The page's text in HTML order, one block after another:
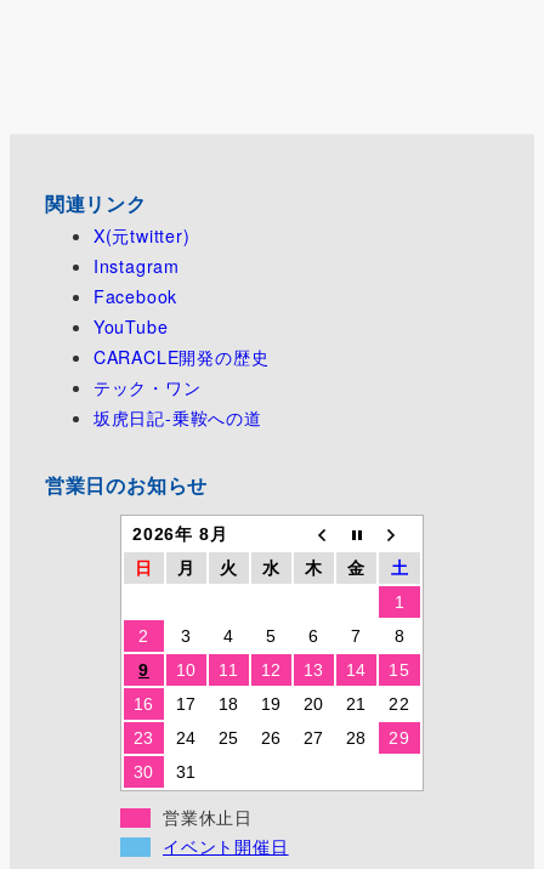
関連リンク
X(元twitter)
Instagram
Facebook
YouTube
CARACLE開発の歴史
テック・ワン
坂虎日記-乗鞍への道
営業日のお知らせ
2026年 8月
日
月 火 水 木 金
土
1
2
3 4 5 6 7
8
9
10 11 12 13 14
15
16
17 18 19 20 21
22
23
24 25 26 27 28
29
30
31
営業休止日
イベント開催日